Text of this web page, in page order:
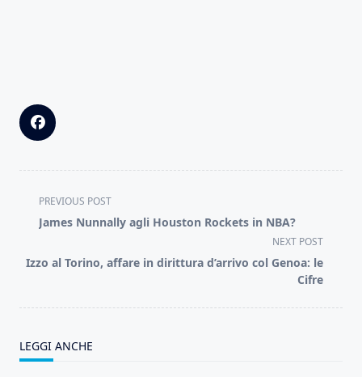
<span
class="nav-
screen-
PREVIOUS POST
James Nunnally agli Houston Rockets in NBA?
NEXT POST
Izzo al Torino, affare in dirittura d’arrivo col Genoa: le
Cifre
LEGGI ANCHE